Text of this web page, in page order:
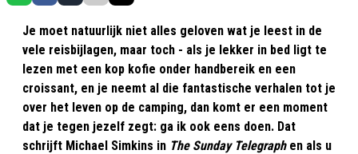
Je moet natuurlijk niet alles geloven wat je leest in de
vele reisbijlagen, maar toch - als je lekker in bed ligt te
lezen met een kop kofie onder handbereik en een
croissant, en je neemt al die fantastische verhalen tot je
over het leven op de camping, dan komt er een moment
dat je tegen jezelf zegt: ga ik ook eens doen. Dat
schrijft Michael Simkins in The Sunday Telegraphen als u